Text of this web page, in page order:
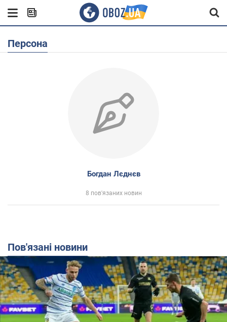
Персона
Богдан Лєднєв
8 пов'язаних новин
Пов'язані новини